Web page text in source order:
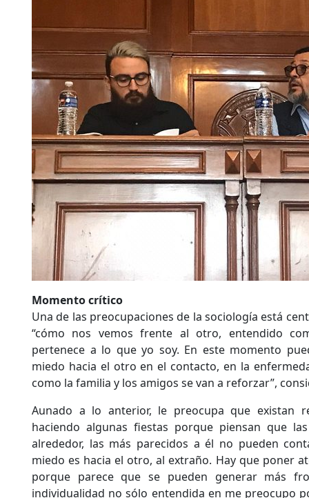
Momento crítico
Una de las preocupaciones de la sociología está
“cómo nos vemos frente al otro, entendido
pertenece a lo que yo soy. En este momento
miedo hacia el otro en el contacto, en la
como la familia y los amigos se van a reforzar”,
Aunado a lo anterior, le preocupa que existan
haciendo algunas fiestas porque piensan que
alrededor, las más parecidos a él no pueden
miedo es hacia el otro, al extraño. Hay que poner
porque parece que se pueden generar más
individualidad no sólo entendida en me preocupo